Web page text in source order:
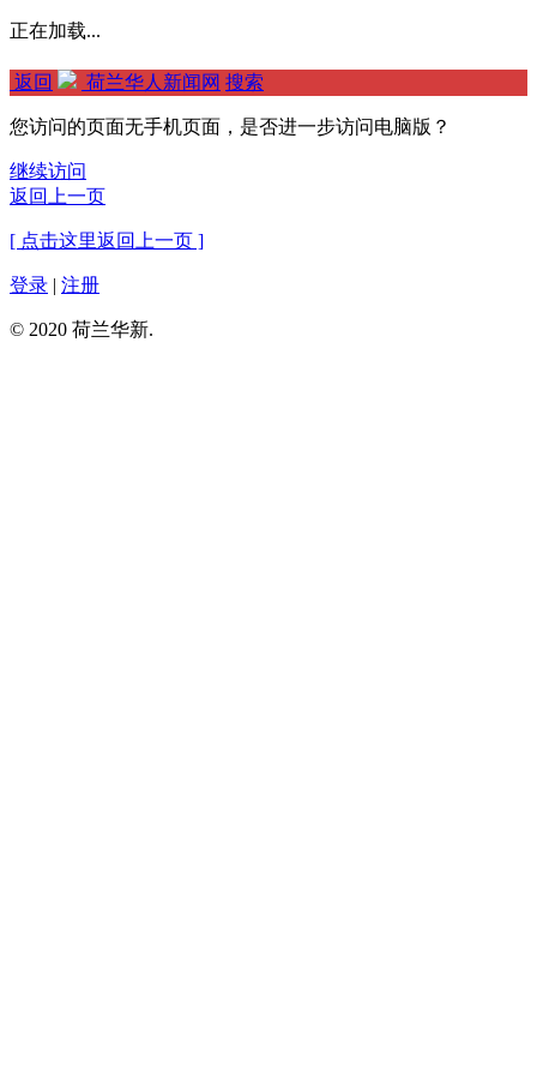
正在加载...
返回 荷兰华人新闻网 搜索
您访问的页面无手机页面，是否进一步访问电脑版？
继续访问
返回上一页
[ 点击这里返回上一页 ]
登录 | 注册
© 2020 荷兰华新.